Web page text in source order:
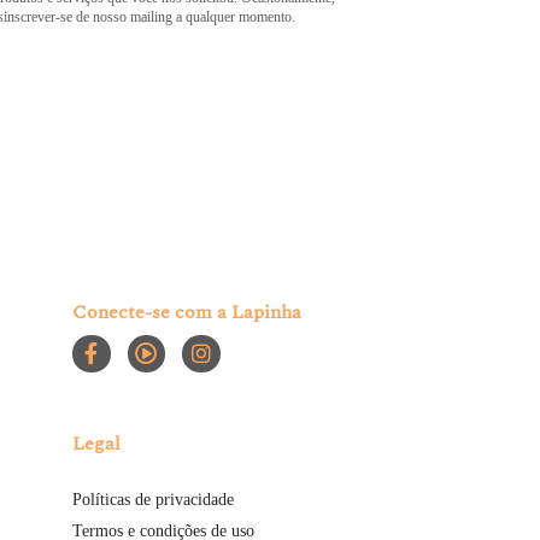
se de nosso mailing a qualquer momento.
Conecte-se com a Lapinha
Legal
Políticas de privacidade
Termos e condições de uso